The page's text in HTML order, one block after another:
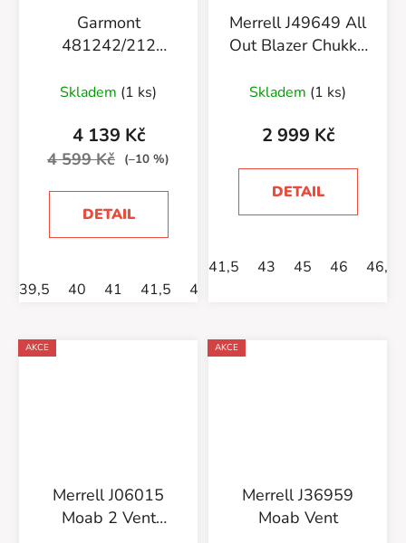
Garmont
481242/212
Gtx M beige/olive
Skladem (1 ks)
4 139 Kč
4 599 Kč (–10 %)
DETAIL
39,5 40 41 41,5 47
Merrell J49649 All
Out Blazer Chukka
Skladem (1 ks)
2 999 Kč
DETAIL
41,5 43 45 46 46,5
AKCE
Merrell J06015
Moab 2 Vent
AKCE
Merrell J36959
Moab Vent